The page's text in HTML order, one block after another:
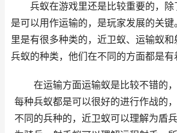
兵蚁在游戏里还是比较重要的，除
是可以用作运输的，是玩家发展的关
里是有很多种类的，近卫蚁、运输蚁
兵蚁的种类，他们在不同的方面都是有
在运输方面运输蚁是比较不错的，
每种兵蚁都是可以很好的进行作战的
不同的兵种的，近卫蚁可以理解为盾